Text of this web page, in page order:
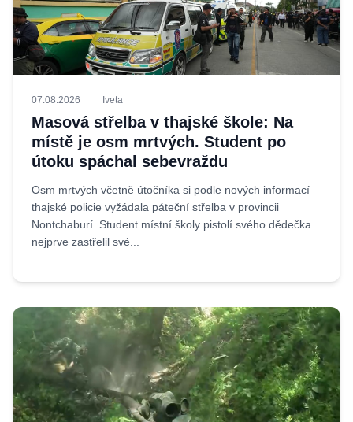
07.08.2026 Iveta
Masová střelba v thajské škole: Na
místě je osm mrtvých. Student po
útoku spáchal sebevraždu
Osm mrtvých včetně útočníka si podle nových informací
thajské policie vyžádala páteční střelba v provincii
Nontchaburí. Student místní školy pistolí svého dědečka
nejprve zastřelil své...